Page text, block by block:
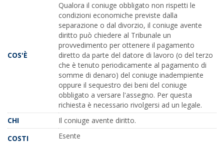
COS'È
Qualora il coniuge obbligato non rispetti le
condizioni economiche previste dalla
separazione o dal divorzio, il coniuge avente
diritto può chiedere al Tribunale un
provvedimento per ottenere il pagamento
diretto da parte del datore di lavoro (o del terzo
che è tenuto periodicamente al pagamento di
somme di denaro) del coniuge inadempiente
oppure il sequestro dei beni del coniuge
obbligato a versare l'assegno. Per questa
richiesta è necessario rivolgersi ad un legale.
CHI
Il coniuge avente diritto.
COSTI
Esente